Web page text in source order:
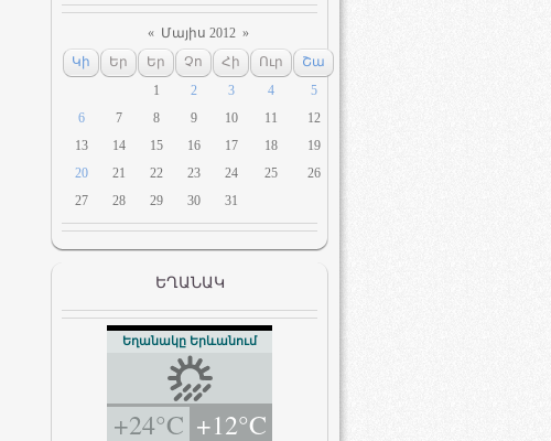
« Մայիս 2012 »
Կի
Եր Եր Չո Հի Ուր
Շա
1
2 3 4
5
6
7 8 9 10 11
12
13
14 15 16 17 18
19
20
21 22 23 24 25
26
27
28 29 30 31
ԵՂԱՆԱԿ
Եղանակը Երևանում
+24°C +12°C